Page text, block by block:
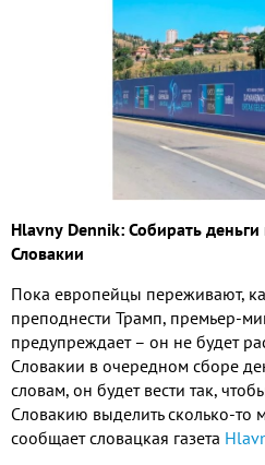
Hlavny Dennik: Собирать
Словакии
Пока европейцы переживают,
преподнести Трамп, премьер-
предупреждает – он не будет
Словакии в очередном сборе
словам, он будет вести так,
Словакию выделить сколько-то
сообщает словацкая газета